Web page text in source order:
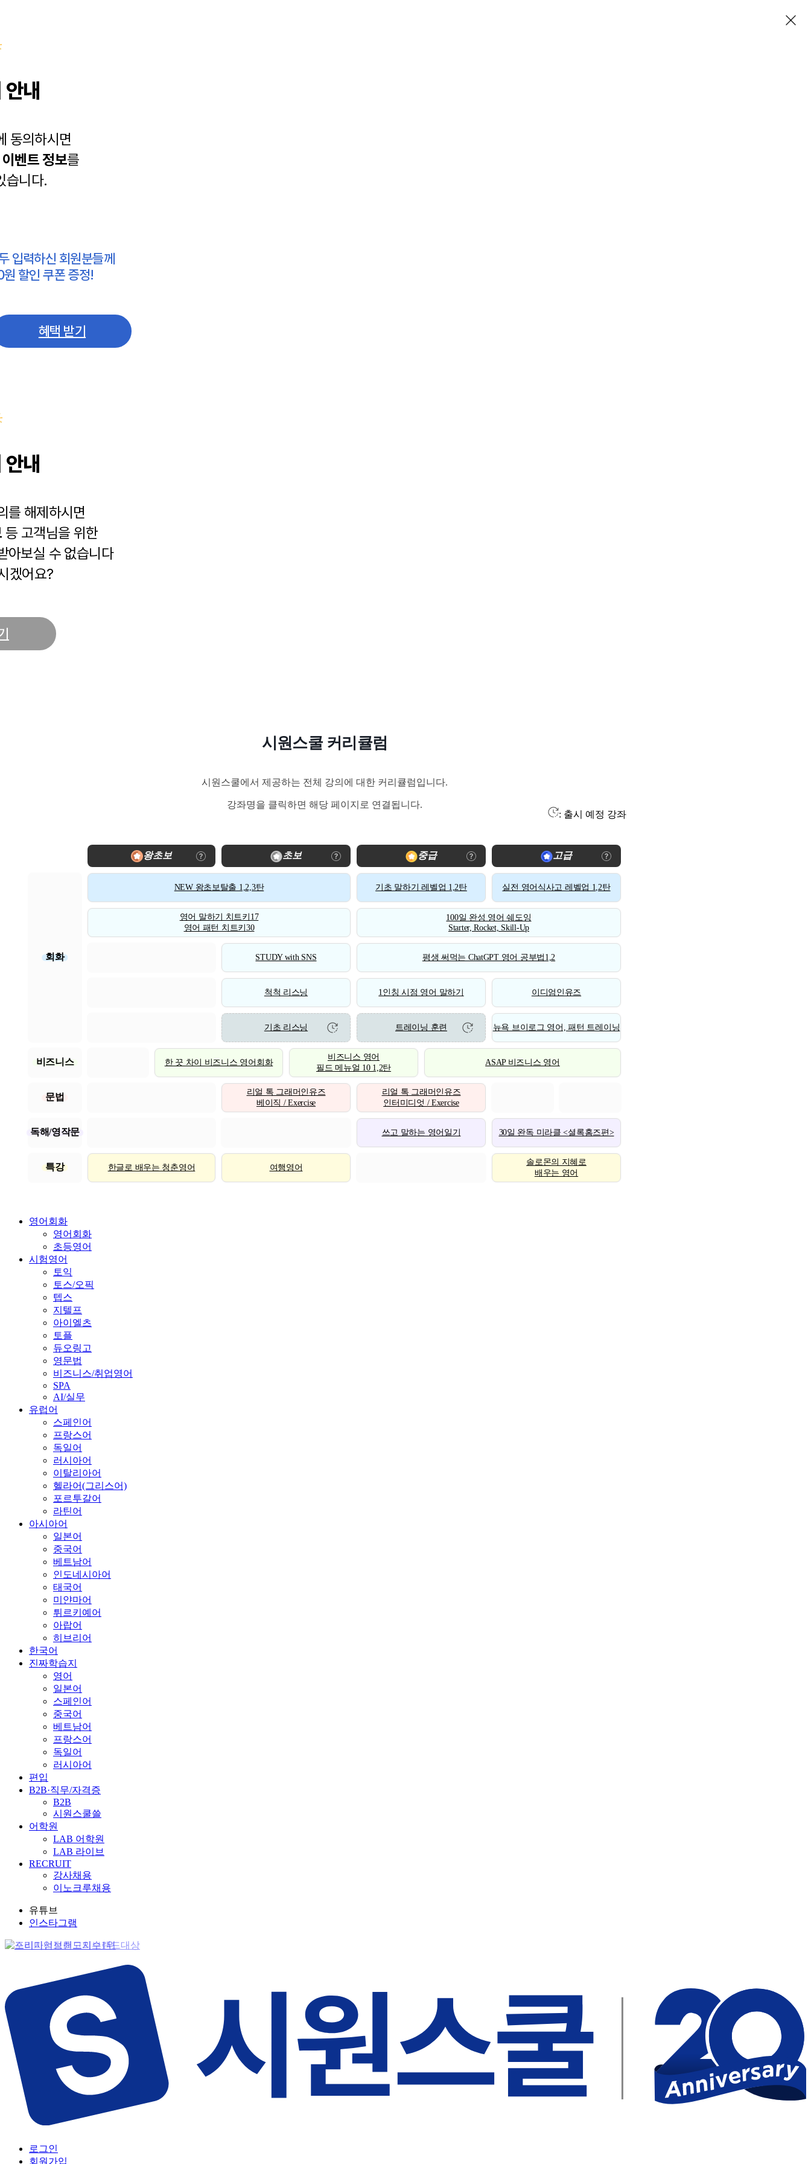
내
동의하시면
이벤트 정보를
습니다.
입력하신 회원분들께
할인 쿠폰 증정!
혜택 받기
내
를 해제하시면
등 고객님을 위한
아보실 수 없습니다
겠어요?
시원스쿨 커리큘럼
시원스쿨에서 제공하는 전체 강의에 대한 커리큘럼입니다.
강좌명을 클릭하면 해당 페이지로 연결됩니다.
: 출시 예정 강좌
왕초보 초보 중급 고급
회화
NEW 왕초보탈출 1,2,3탄 기초 말하기 레벨업 1,2탄 실전 영어식사고 레벨업 1,2탄
영어 말하기 치트키17
영어 패턴 치트키30
100일 완성 영어 쉐도잉
Starter, Rocket, Skill-Up
STUDY with SNS 평생 써먹는 ChatGPT 영어 공부법1,2
척척 리스닝 1인칭 시점 영어 말하기 이디엄인유즈
기초 리스닝 트레이닝 훈련 뉴욕 브이로그 영어, 패턴 트레이닝
비즈니스 한 끗 차이 비즈니스 영어회화
비즈니스 영어
필드 메뉴얼 10 1,2탄
ASAP 비즈니스 영어
문법
리얼 톡 그래머인유즈
베이직 / Exercise
리얼 톡 그래머인유즈
인터미디엇 / Exercise
독해/영작문 쓰고 말하는 영어일기 30일 완독 미라클 <셜록홈즈편>
특강 한글로 배우는 청춘영어 여행영어
솔로몬의 지혜로
배우는 영어
영어회화
영어회화
초등영어
시험영어
토익
토스/오픽
텝스
지텔프
아이엘츠
토플
듀오링고
영문법
비즈니스/취업영어
SPA
AI/실무
유럽어
스페인어
프랑스어
독일어
러시아어
이탈리아어
헬라어(그리스어)
포르투갈어
라틴어
아시아어
일본어
중국어
베트남어
인도네시아어
태국어
미얀마어
튀르키예어
아랍어
히브리어
한국어
진짜학습지
영어
일본어
스페인어
중국어
베트남어
프랑스어
독일어
러시아어
편입
B2B·직무/자격증
B2B
시원스쿨쓸
어학원
LAB 어학원
LAB 라이브
RECRUIT
강사채용
이노크루채용
유튜브
인스타그램
로그인
회원가입